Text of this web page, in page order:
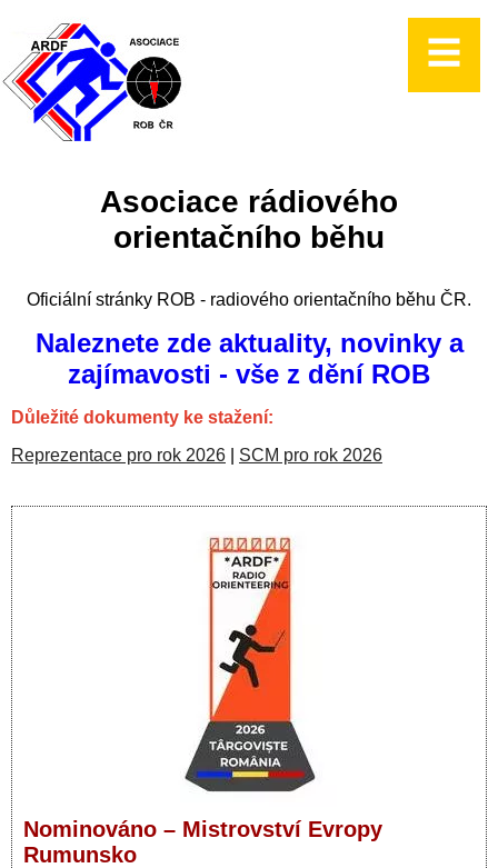
Asociace rádiového
orientačního běhu
Oficiální stránky ROB - radiového orientačního běhu ČR.
Naleznete zde aktuality, novinky a
zajímavosti - vše z dění ROB
Důležité dokumenty ke stažení:
Reprezentace pro rok 2026
SCM pro rok 2026
Nominováno – Mistrovství Evropy
Rumunsko